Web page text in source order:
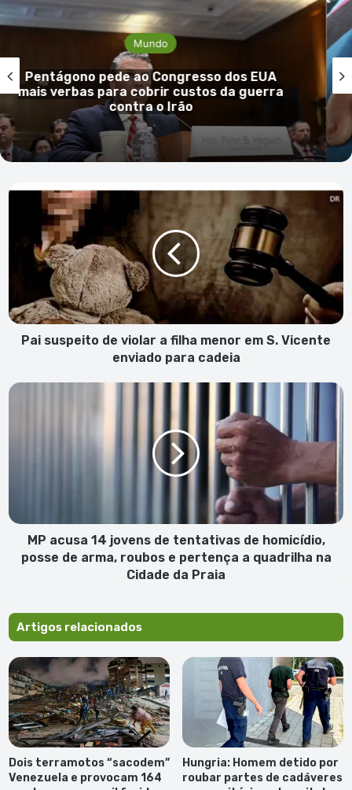
Guiné-Bissau confirma primeiro
mpox e reforça vigilância
Pai
suspeito
em
S.
Vicente
cadeia
Pai suspeito de violar a filha menor em S. Vicente
enviado para cadeia
MP
posse
arma,
a
quadrilha
Cidade
da
Praia
MP acusa 14 jovens de tentativas de homicídio,
posse de arma, roubos e pertença a quadrilha na
Cidade da Praia
Artigos relacionados
Dois terramotos “sacodem”
Venezuela e provocam 164
Hungria: Homem detido por
roubar partes de cadáveres